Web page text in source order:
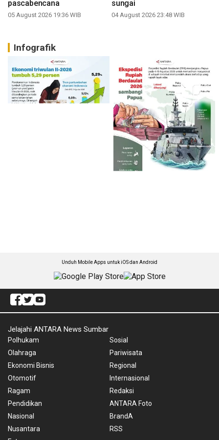
pascabencana
05 August 2026 19:36 WIB
sungai
04 August 2026 23:48 WIB
Infografik
Unduh Mobile Apps untuk iOS dan Android
Jelajahi ANTARA News Sumbar
Polhukam
Olahraga
Ekonomi Bisnis
Otomotif
Ragam
Pendidikan
Nasional
Nusantara
Sosial
Pariwisata
Regional
Internasional
Redaksi
ANTARA Foto
BrandA
RSS